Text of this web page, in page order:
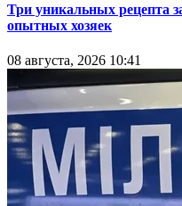
Три уникальных рецепта
опытных хозяек
08 августа, 2026 10:41